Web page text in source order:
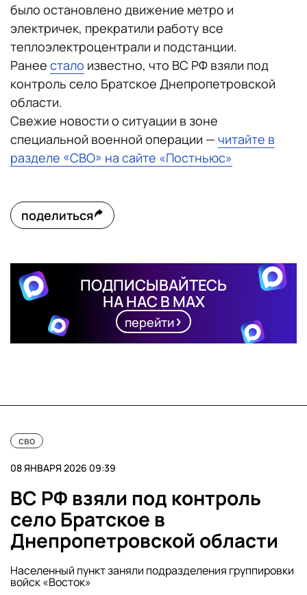
было остановлено движение метро и
электричек, прекратили работу все
теплоэлектроцентрали и подстанции.
Ранее стало известно, что ВС РФ взяли под
контроль село Братское Днепропетровской
области.
Свежие новости о ситуации в зоне
специальной военной операции — читайте в
разделе «СВО» на сайте «Постньюс»
поделиться
ПОДПИСЫВАЙТЕСЬ
НА НАС В MAX
перейти
сво
08 ЯНВАРЯ 2026 09:39
ВС РФ взяли под контроль
село Братское в
Днепропетровской области
Населенный пункт заняли подразделения группировки
войск «Восток»